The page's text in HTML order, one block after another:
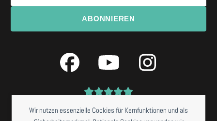
Wir nutzen essenzielle Cookies für Kernfunktionen und als
ABONNIEREN
Facebook
YouTube